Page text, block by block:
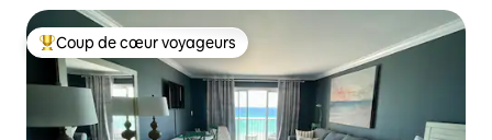
Coups de cœur voyageurs les plus appréciés
Coup de cœur voyageurs